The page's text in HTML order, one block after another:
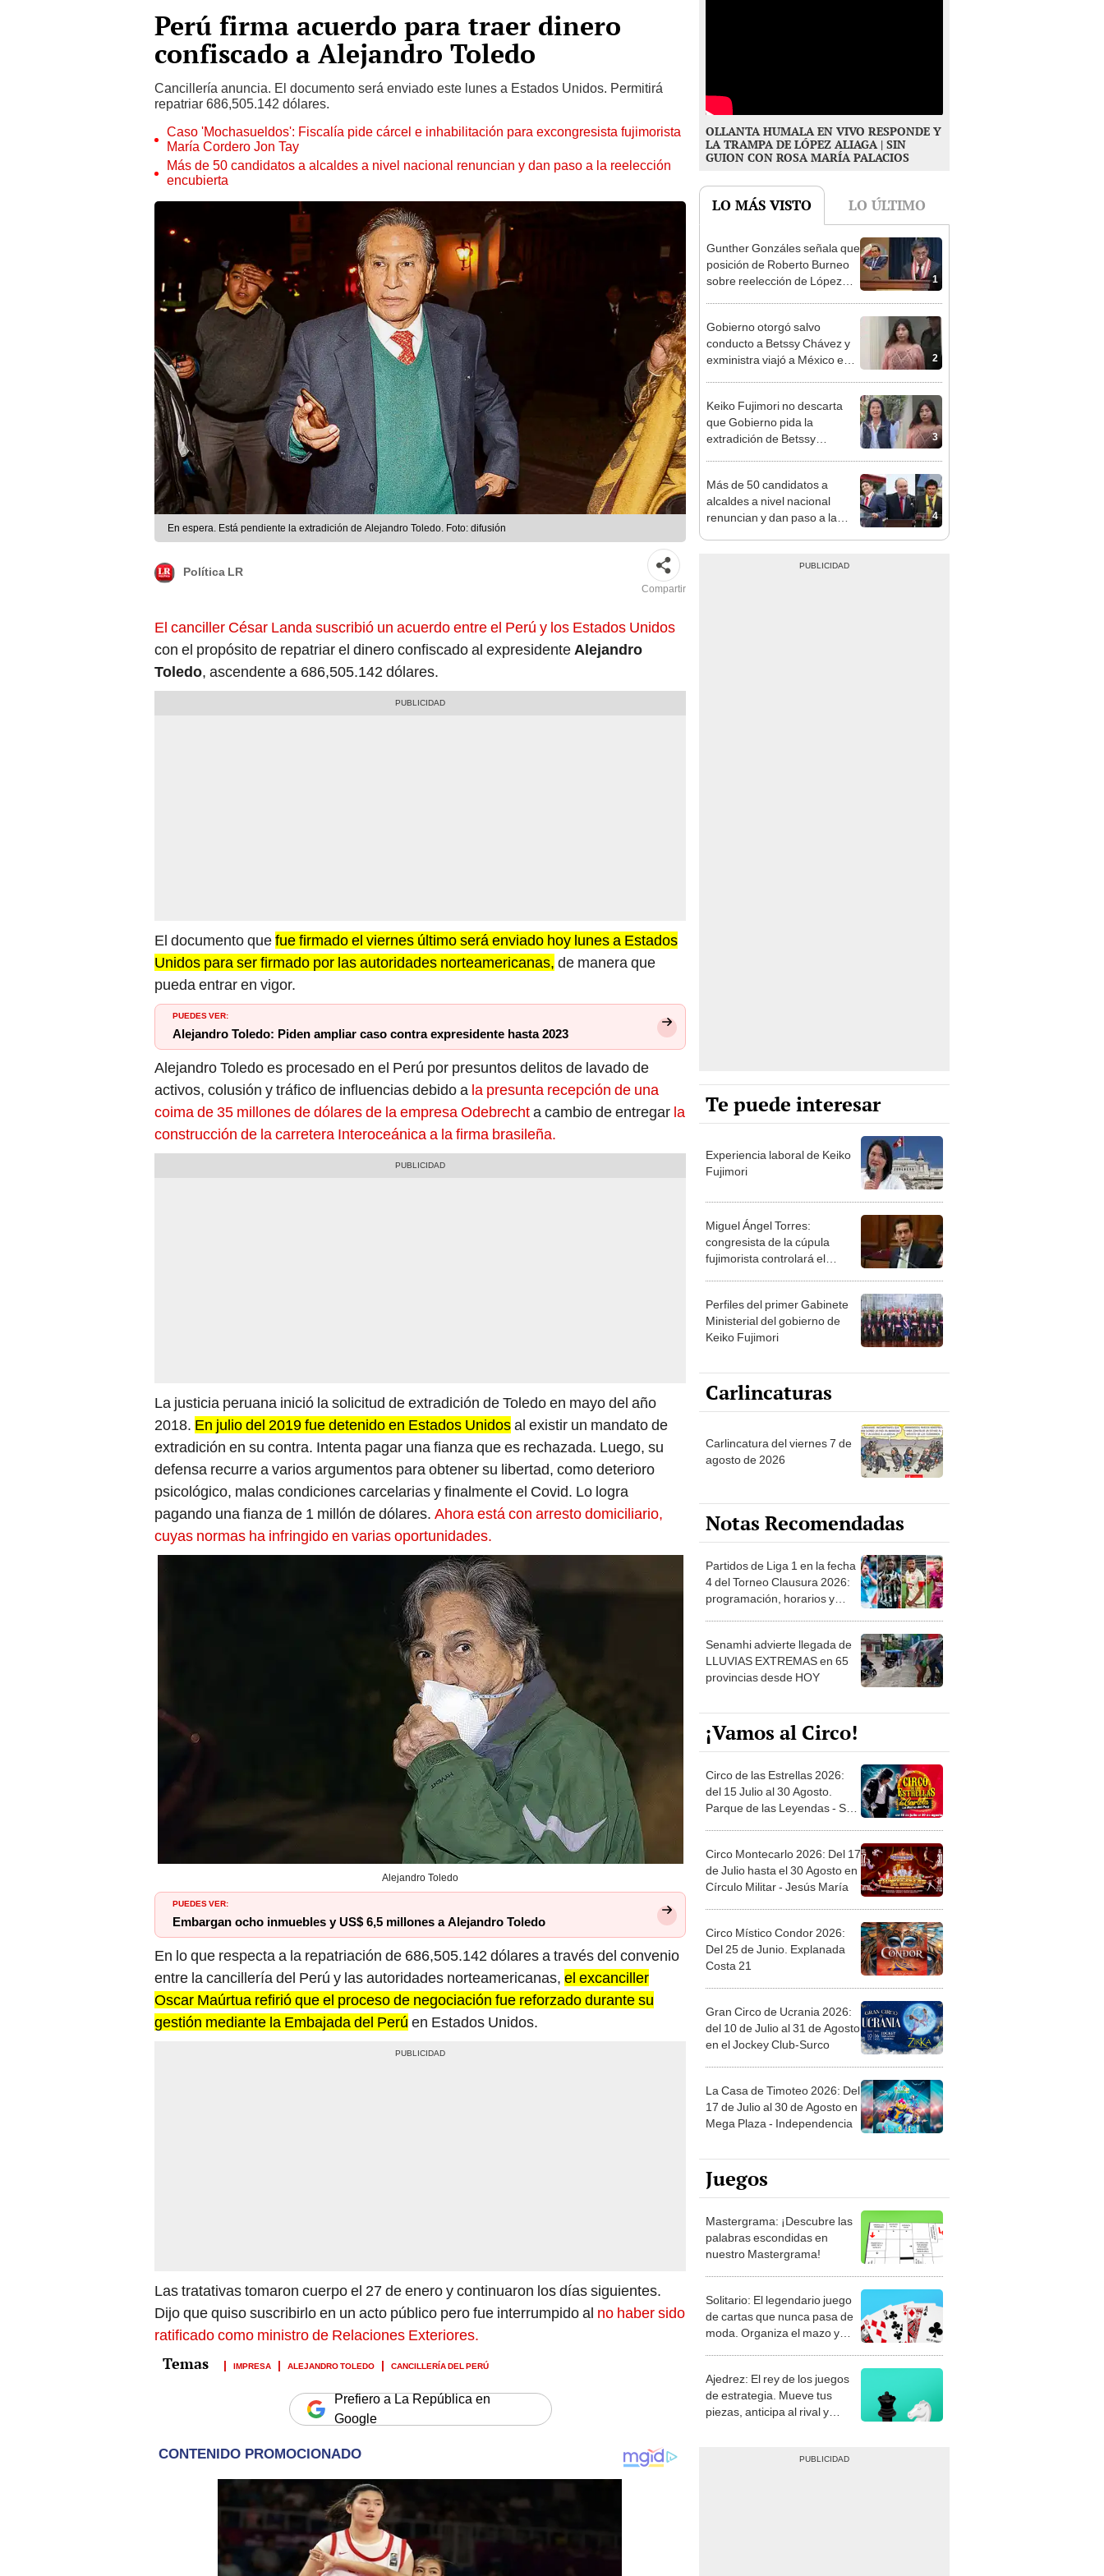
Perú firma acuerdo para traer dinero
confiscado a Alejandro Toledo
Cancillería anuncia. El documento será enviado este lunes a Estados Unidos. Permitirá
repatriar 686,505.142 dólares.
Caso 'Mochasueldos': Fiscalía pide cárcel e inhabilitación para excongresista fujimorista
María Cordero Jon Tay
Más de 50 candidatos a alcaldes a nivel nacional renuncian y dan paso a la reelección
encubierta
En espera. Está pendiente la extradición de Alejandro Toledo. Foto: difusión
Política LR
Compartir
El canciller César Landa suscribió un acuerdo entre el Perú y los Estados Unidos
con el propósito de repatriar el dinero confiscado al expresidenteAlejandro
Toledo, ascendente a 686,505.142 dólares.
El documento quefue firmado el viernes último será enviado hoy lunes a Estados
Unidos para ser firmado por las autoridades norteamericanas, de manera que
pueda entrar en vigor.
PUEDES VER:
Alejandro Toledo: Piden ampliar caso contra expresidente hasta 2023
Alejandro Toledo es procesado en el Perú por presuntos delitos de lavado de
activos, colusión y tráfico de influencias debido a la presunta recepción de una
coima de 35 millones de dólares de la empresa Odebrechta cambio de entregar la
construcción de la carretera Interoceánica a la firma brasileña.
La justicia peruana inició la solicitud de extradición de Toledo en mayo del año
2018. En julio del 2019 fue detenido en Estados Unidosal existir un mandato de
extradición en su contra. Intenta pagar una fianza que es rechazada. Luego, su
defensa recurre a varios argumentos para obtener su libertad, como deterioro
psicológico, malas condiciones carcelarias y finalmente el Covid. Lo logra
pagando una fianza de 1 millón de dólares. Ahora está con arresto domiciliario,
cuyas normas ha infringido en varias oportunidades.
Alejandro Toledo
PUEDES VER:
Embargan ocho inmuebles y US$ 6,5 millones a Alejandro Toledo
En lo que respecta a la repatriación de 686,505.142 dólares a través del convenio
entre la cancillería del Perú y las autoridades norteamericanas, el excanciller
Oscar Maúrtua refirió que el proceso de negociación fue reforzado durante su
gestión mediante la Embajada del Perú en Estados Unidos.
Las tratativas tomaron cuerpo el 27 de enero y continuaron los días siguientes.
Dijo que quiso suscribirlo en un acto público pero fue interrumpido al no haber sido
ratificado como ministro de Relaciones Exteriores.
IMPRESA ALEJANDRO TOLEDO CANCILLERÍA DEL PERÚ
Prefiero a La República en
Google
OLLANTA HUMALA EN VIVO RESPONDE Y
LA TRAMPA DE LÓPEZ ALIAGA | SIN
GUION CON ROSA MARÍA PALACIOS
LO MÁS VISTO LO ÚLTIMO
1
Gunther Gonzáles señala que
posición de Roberto Burneo
sobre reelección de López
2
Gobierno otorgó salvo
conducto a Betssy Chávez y
exministra viajó a México en
3
Keiko Fujimori no descarta
que Gobierno pida la
extradición de Betssy
4
Más de 50 candidatos a
alcaldes a nivel nacional
renuncian y dan paso a la
Te puede interesar
Experiencia laboral de Keiko
Fujimori
Miguel Ángel Torres:
congresista de la cúpula
fujimorista controlará el
Perfiles del primer Gabinete
Ministerial del gobierno de
Keiko Fujimori
Carlincaturas
Carlincatura del viernes 7 de
agosto de 2026
Notas Recomendadas
Partidos de Liga 1 en la fecha
4 del Torneo Clausura 2026:
programación, horarios y
Senamhi advierte llegada de
LLUVIAS EXTREMAS en 65
provincias desde HOY
¡Vamos al Circo!
Circo de las Estrellas 2026:
del 15 Julio al 30 Agosto.
Parque de las Leyendas - San
Circo Montecarlo 2026: Del 17
de Julio hasta el 30 Agosto en
Círculo Militar - Jesús María
Circo Místico Condor 2026:
Del 25 de Junio. Explanada
Costa 21
Gran Circo de Ucrania 2026:
del 10 de Julio al 31 de Agosto
en el Jockey Club-Surco
La Casa de Timoteo 2026: Del
17 de Julio al 30 de Agosto en
Mega Plaza - Independencia
Juegos
Mastergrama: ¡Descubre las
palabras escondidas en
nuestro Mastergrama!
Solitario: El legendario juego
de cartas que nunca pasa de
moda. Organiza el mazo y
Ajedrez: El rey de los juegos
de estrategia. Mueve tus
piezas, anticipa al rival y